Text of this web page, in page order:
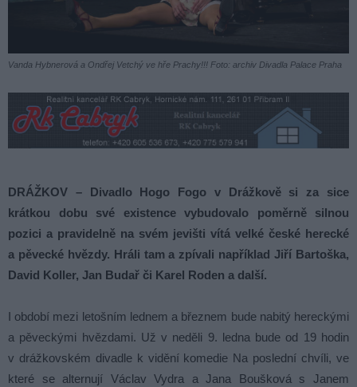
Vanda Hybnerová a Ondřej Vetchý ve hře Prachy!!! Foto: archiv Divadla Palace Praha
DRÁŽKOV – Divadlo Hogo Fogo v Drážkově si za sice
krátkou dobu své existence vybudovalo poměrně silnou
pozici a pravidelně na svém jevišti vítá velké české herecké
a pěvecké hvězdy. Hráli tam a zpívali například Jiří Bartoška,
David Koller, Jan Budař či Karel Roden a další.
I období mezi letošním lednem a březnem bude nabitý hereckými
a pěveckými hvězdami. Už v neděli 9. ledna bude od 19 hodin
v drážkovském divadle k vidění komedie Na poslední chvíli, ve
které se alternují Václav Vydra a Jana Boušková s Janem